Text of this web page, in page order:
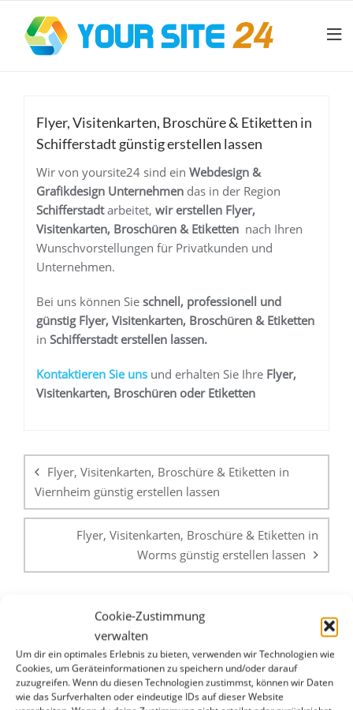
Cookie-Zustimmung
verwalten
Um dir ein optimales Erlebnis zu bieten, verwenden wir Technologien wie
Cookies, um Geräteinformationen zu speichern und/oder darauf
zuzugreifen. Wenn du diesen Technologien zustimmst, können wir Daten
wie das Surfverhalten oder eindeutige IDs auf dieser Website
Flyer, Visitenkarten, Broschüre & Etiketten in
Schifferstadt günstig erstellen lassen
Wir von yoursite24 sind ein Webdesign &
Grafikdesign Unternehmen das in der Region
Schifferstadtarbeitet, wir erstellen Flyer,
Visitenkarten, Broschüren & Etiketten nach Ihren
Wunschvorstellungen für Privatkunden und
Unternehmen.
Bei uns können Sie schnell, professionell und
günstig Flyer, Visitenkarten, Broschüren & Etiketten
in Schifferstadt erstellen lassen.
Kontaktieren Sie uns und erhalten Sie Ihre Flyer,
Visitenkarten, Broschüren oder Etiketten
Flyer, Visitenkarten, Broschüre & Etiketten in
Viernheim günstig erstellen lassen
Flyer, Visitenkarten, Broschüre & Etiketten in
Worms günstig erstellen lassen
WHATSAPP & E-MAIL